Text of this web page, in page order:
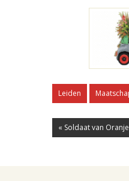
Leiden
« Soldaat van